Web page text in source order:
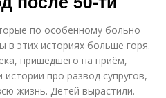
по особенному больно
в этих историях больше горя.
пришедшего на приём,
про развод супругов,
жизнь. Детей вырастили.